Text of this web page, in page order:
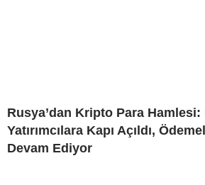
Rusya’dan Kripto Para Hamlesi:
Yatırımcılara Kapı Açıldı,
Devam Ediyor